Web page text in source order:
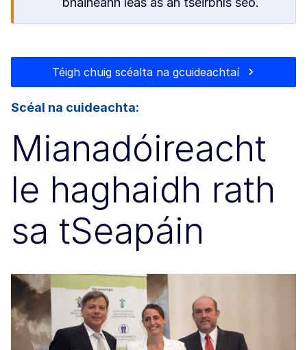
Téigh chuig scéalta na gcuideachtaí
Scéal na cuideachta:
Mianadóireacht
le haghaidh rath
sa tSeapáin